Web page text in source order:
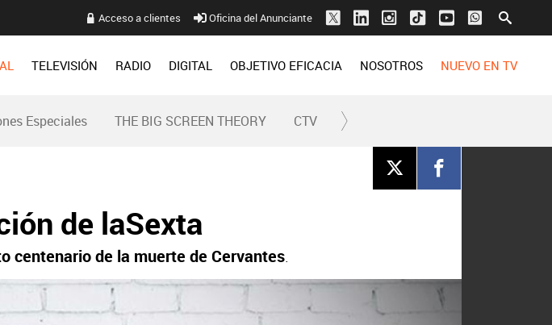
Acceso a clientes Oficina del Anunciante
TELEVISIÓN RADIO DIGITAL OBJETIVO EFICACIA NOSOTROS NUEVO EN TV
Especiales THE BIG SCREEN THEORY CTV
de laSexta
centenario de la muerte de Cervantes.